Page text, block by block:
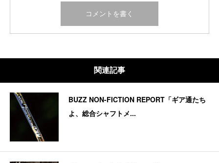
関連記事
BUZZ NON-FICTION REPORT「ギア通たち
よ、総合シャフトメ...